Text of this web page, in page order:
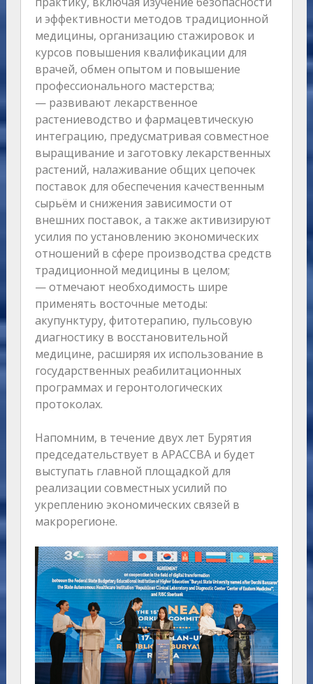
и эффективности методов традиционной
медицины, организацию стажировок и
курсов повышения квалификации для
врачей, обмен опытом и повышение
профессионального мастерства;
— развивают лекарственное
растениеводство и фармацевтическую
интеграцию, предусматривая совместное
выращивание и заготовку лекарственных
растений, налаживание общих цепочек
поставок для обеспечения качественным
сырьём и снижения зависимости от
внешних поставок, а также активизируют
усилия по установлению экономических
отношений в сфере производства средств
традиционной медицины в целом;
— отмечают необходимость шире
применять восточные методы:
акупунктуру, фитотерапию, пульсовую
диагностику в восстановительной
медицине, расширяя их использование в
государственных реабилитационных
программах и геронтологических
протоколах.
Напомним, в течение двух лет Бурятия
председательствует в АРАССВА и будет
выступать главной площадкой для
реализации совместных усилий по
укреплению экономических связей в
макрорегионе.